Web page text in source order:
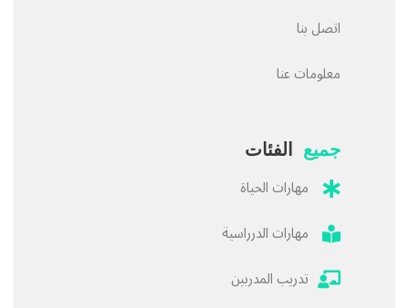
اتصل بنا
معلومات عنا
جميع الفئات
مهارات الحياة
مهارات الدرراسية
تدريب المدربين